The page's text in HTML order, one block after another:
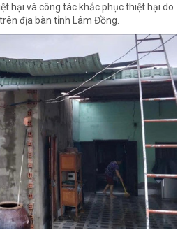
hại và công tác khắc phục thiệt hại do
địa bàn tỉnh Lâm Đồng.